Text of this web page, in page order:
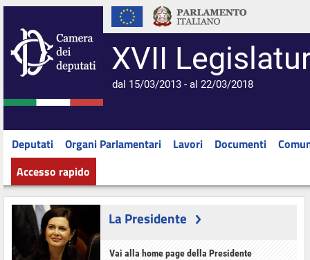
XVII
dal 15/03/2013 - al 22/03/2018
Deputati Organi Parlamentari Lavori Documenti
Accesso rapido
La Presidente
Vai alla home page della Presidente